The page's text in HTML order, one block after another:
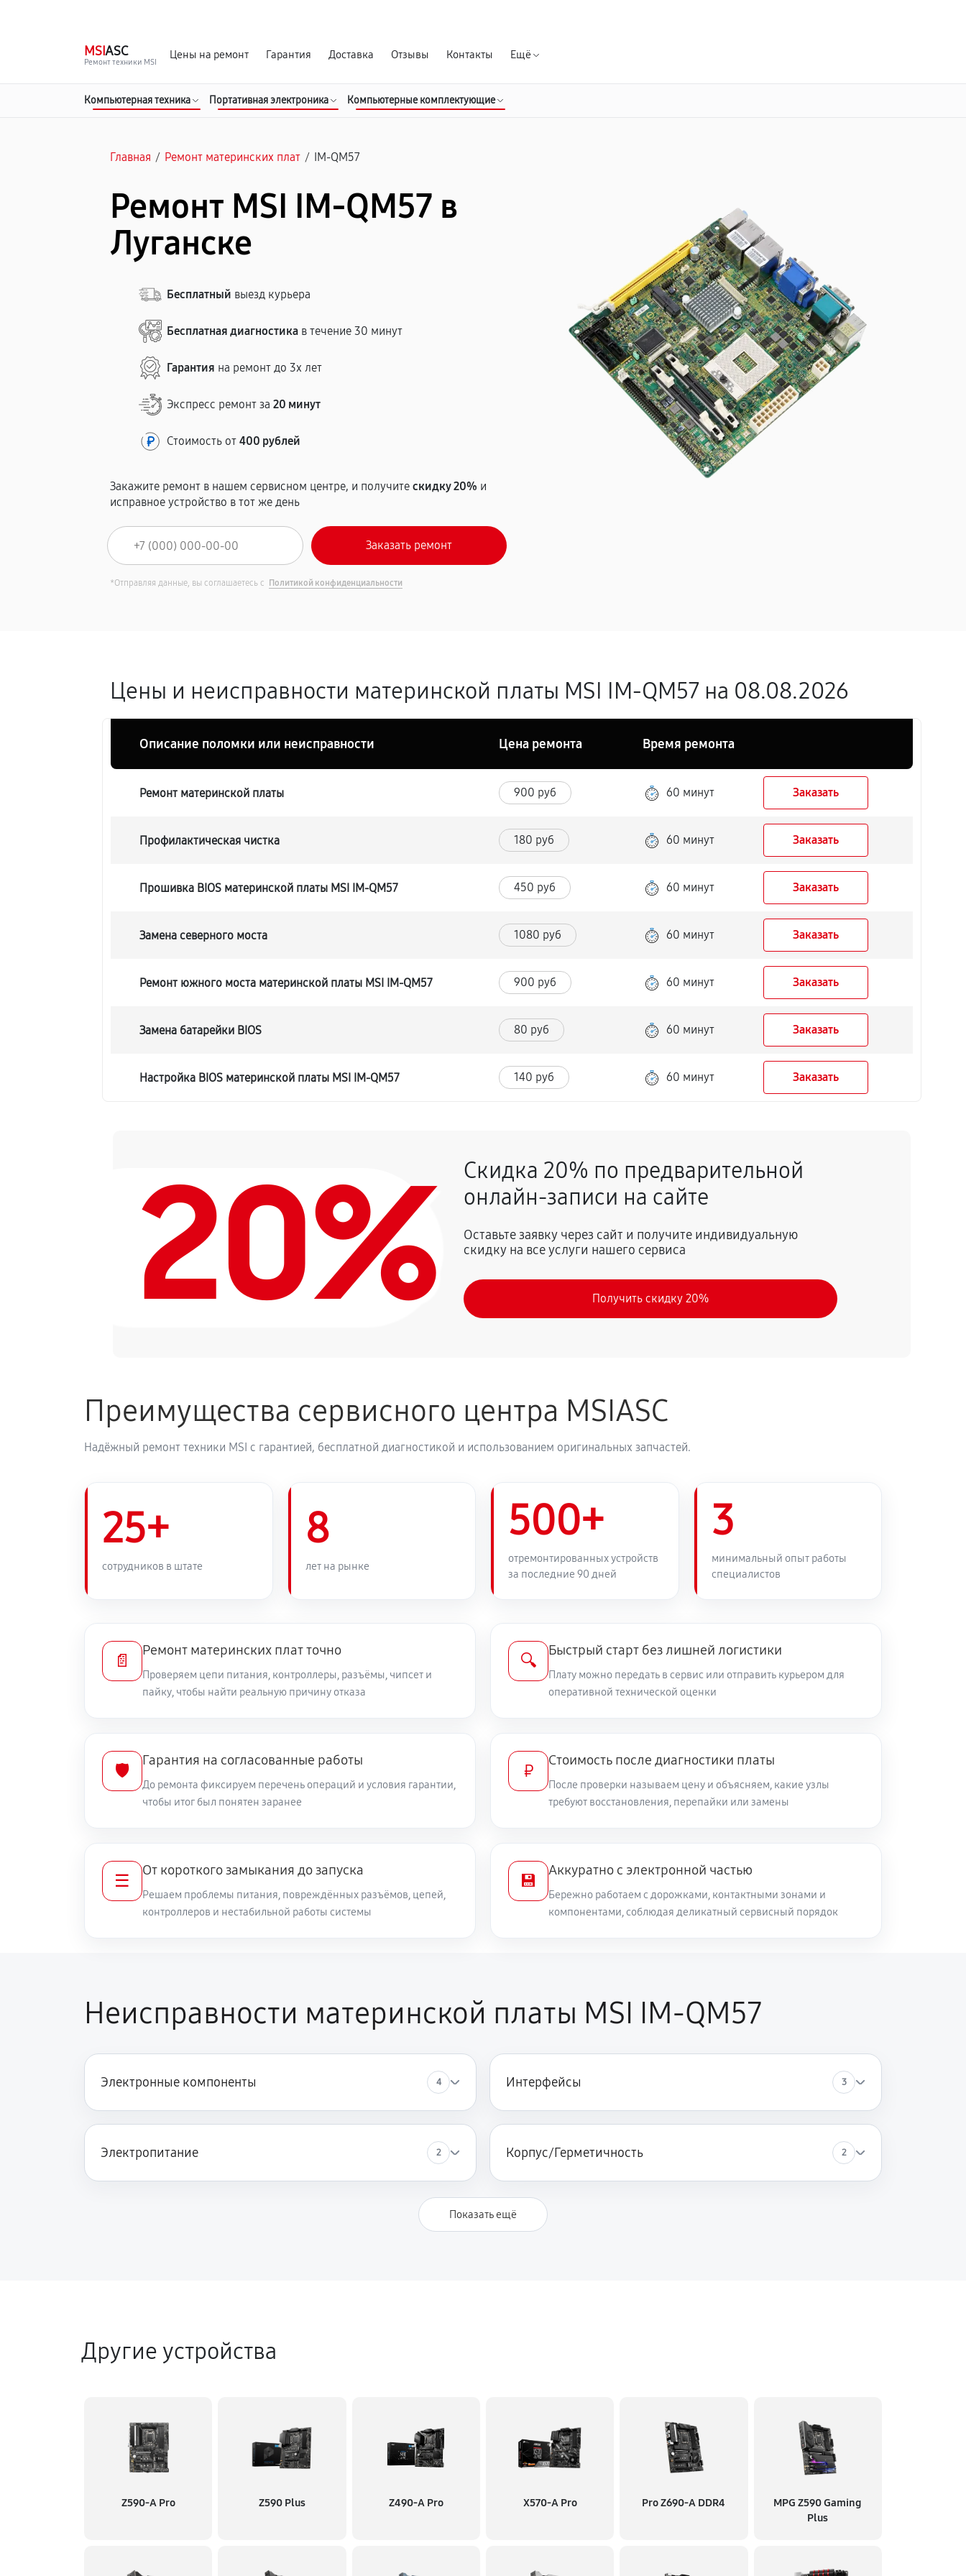
MSIASC
Ремонт техники MSI
Цены на ремонт Гарантия Доставка Отзывы Контакты Ещё
Компьютерная техника Портативная электроника Компьютерные комплектующие
Главная / Ремонт материнских плат / IM-QM57
Ремонт MSI IM-QM57 в
Луганске
Бесплатный выезд курьера
Бесплатная диагностика в течение 30 минут
Гарантия на ремонт до 3х лет
Экспресс ремонт за20 минут
Стоимость от400 рублей
Закажите ремонт в нашем сервисном центре, и получитескидку 20% и
исправное устройство в тот же день
*Отправляя данные, вы соглашаетесь с Политикой конфиденциальности
Цены и неисправности материнской платы MSI IM-QM57 на 08.08.2026
Описание поломки или неисправности Цена ремонта Время ремонта
Ремонт материнской платы 900 руб 60 минут Заказать
Профилактическая чистка 180 руб 60 минут Заказать
Прошивка BIOS материнской платы MSI IM-QM57 450 руб 60 минут Заказать
Замена северного моста 1080 руб 60 минут Заказать
Ремонт южного моста материнской платы MSI IM-QM57 900 руб 60 минут Заказать
Замена батарейки BIOS 80 руб 60 минут Заказать
Настройка BIOS материнской платы MSI IM-QM57 140 руб 60 минут Заказать
20%
Скидка 20% по предварительной
онлайн-записи на сайте
Оставьте заявку через сайт и получите индивидуальную
скидку на все услуги нашего сервиса
Получить скидку 20%
Преимущества сервисного центра MSIASC
Надёжный ремонт техники MSI с гарантией, бесплатной диагностикой и использованием оригинальных запчастей.
25+
сотрудников в штате
8
лет на рынке
500+
отремонтированных устройств
за последние 90 дней
3
минимальный опыт работы
специалистов
📄
Ремонт материнских плат точно
Проверяем цепи питания, контроллеры, разъёмы, чипсет и
пайку, чтобы найти реальную причину отказа
🔍
Быстрый старт без лишней логистики
Плату можно передать в сервис или отправить курьером для
оперативной технической оценки
🛡️
Гарантия на согласованные работы
До ремонта фиксируем перечень операций и условия гарантии,
чтобы итог был понятен заранее
₽
Стоимость после диагностики платы
После проверки называем цену и объясняем, какие узлы
требуют восстановления, перепайки или замены
☰
От короткого замыкания до запуска
Решаем проблемы питания, повреждённых разъёмов, цепей,
контроллеров и нестабильной работы системы
💾
Аккуратно с электронной частью
Бережно работаем с дорожками, контактными зонами и
компонентами, соблюдая деликатный сервисный порядок
Неисправности материнской платы MSI IM-QM57
Электронные компоненты 4 Интерфейсы 3
Электропитание 2 Корпус/Герметичность 2
Показать ещё
Другие устройства
Z590-A Pro Z590 Plus Z490-A Pro X570-A Pro Pro Z690-A DDR4
MPG Z590 Gaming
Plus